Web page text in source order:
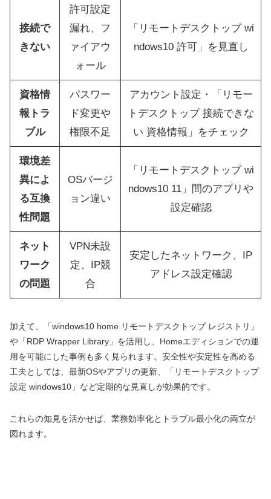
接続で
きない
許可設定
漏れ、フ
ァイアウ
ォール
「リモートデスクトップ wi
ndows10 許可」を見直し
資格情
報トラ
ブル
パスワー
ド変更や
権限不足
アカウント設定・「リモー
トデスクトップ 接続できな
い 資格情報」をチェック
環境差
異によ
る互換
性問題
OSバージ
ョン違い
「リモートデスクトップ wi
ndows10 11」間のアプリや
設定確認
ネット
ワーク
の問題
VPN未設
定、IP競
合
安定したネットワーク、IP
アドレス設定確認
加えて、「windows10 home リモートデスクトップ レジストリ」
や「RDP Wrapper Library」を活用し、Homeエディションでの運
用を可能にした事例も多く見られます。安全性や安定性を高める
工夫としては、最新OSやアプリの更新、「リモートデスクトップ
設定 windows10」など定期的な見直しが効果的です。
これらの知見を活かせば、業務効率化とトラブル最小化の両立が
図れます。